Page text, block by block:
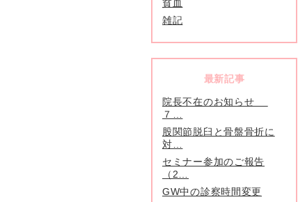
貧血
雑記
最新記事
院長不在のお知らせ
７…
股関節脱臼と骨盤骨折に
対…
セミナー参加のご報告
（2…
GW中の診察時間変更